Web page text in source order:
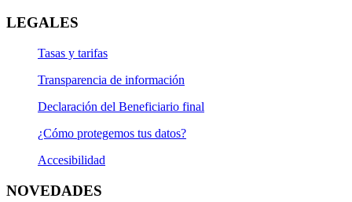
LEGALES
Tasas y tarifas
Transparencia de información
Declaración del Beneficiario final
¿Cómo protegemos tus datos?
Accesibilidad
NOVEDADES